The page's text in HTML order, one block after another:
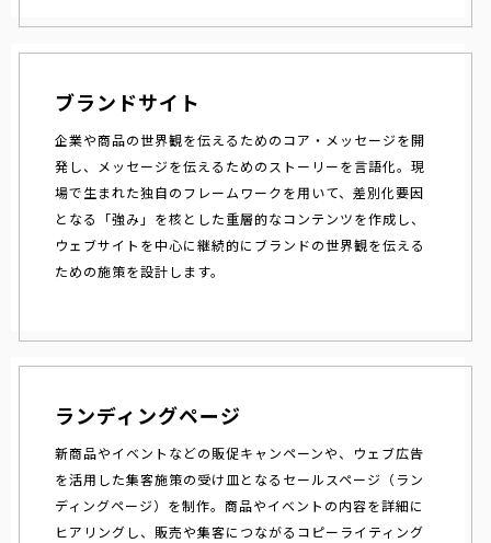
ブランドサイト
企業や商品の世界観を伝えるためのコア・メッセージを開
発し、メッセージを伝えるためのストーリーを言語化。現
場で生まれた独自のフレームワークを用いて、差別化要因
となる「強み」を核とした重層的なコンテンツを作成し、
ウェブサイトを中心に継続的にブランドの世界観を伝える
ための施策を設計します。
ランディングページ
新商品やイベントなどの販促キャンペーンや、ウェブ広告
を活用した集客施策の受け皿となるセールスページ（ラン
ディングページ）を制作。商品やイベントの内容を詳細に
ヒアリングし、販売や集客につながるコピーライティング